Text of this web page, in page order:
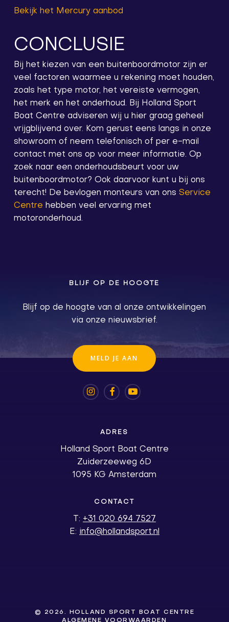
Bekijk het Mercury aanbod
CONCLUSIE
Bij het kiezen van een buitenboordmotor zijn er
veel factoren waarmee u rekening moet houden,
zoals het type motor, het vereiste vermogen,
het merk en het onderhoud. Bij Holland Sport
Boat Centre adviseren wij u hier graag geheel
vrijgblijvend over. Kom gerust eens langs in onze
showroom of neem telefonisch of per e-mail
contact met ons op voor meer informatie. Op
zoek naar een onderhoudsbeurt voor uw
buitenboordmotor? Ook daarvoor kunt u bij ons
terecht! De bevlogen monteurs van ons Service
Centre hebben veel ervaring met
motoronderhoud.
BLIJF OP DE HOOGTE
Blijf op de hoogte van al onze ontwikkelingen
via onze nieuwsbrief.
MELD JE AAN
ADRES
Holland Sport Boat Centre
Zuiderzeeweg 6D
1095 KG Amsterdam
CONTACT
T: +31 020 694 7527
E: info@hollandsport.nl
© 2026 . HOLLAND SPORT BOAT CENTRE
ALGEMENE VOORWAARDEN